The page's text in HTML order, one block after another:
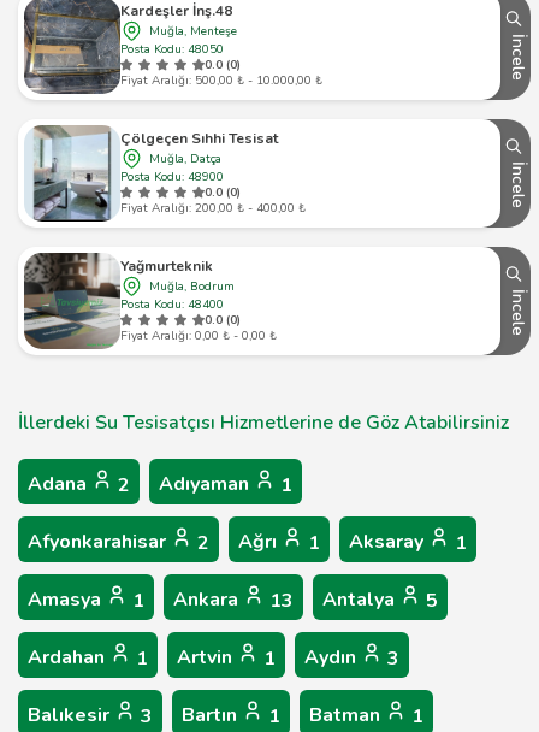
Kardeşler İnş.48
Muğla, Menteşe
Posta Kodu: 48050
0.0 (0)
Fiyat Aralığı: 500,00 ₺ - 10.000,00 ₺
İncele
Çölgeçen Sıhhi Tesisat
Muğla, Datça
Posta Kodu: 48900
0.0 (0)
Fiyat Aralığı: 200,00 ₺ - 400,00 ₺
İncele
Yağmurteknik
Muğla, Bodrum
Posta Kodu: 48400
0.0 (0)
Fiyat Aralığı: 0,00 ₺ - 0,00 ₺
İncele
İllerdeki Su Tesisatçısı Hizmetlerine de Göz Atabilirsiniz
Adana 2 Adıyaman 1
Afyonkarahisar 2 Ağrı 1 Aksaray 1
Amasya 1 Ankara 13 Antalya 5
Ardahan 1 Artvin 1 Aydın 3
Balıkesir 3 Bartın 1 Batman 1